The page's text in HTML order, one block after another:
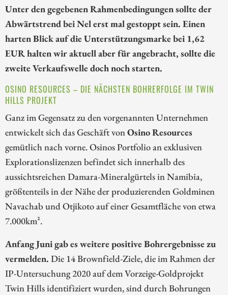
Unter den gegebenen Rahmenbedingungen sollte der
Abwärtstrend bei Nel erst mal gestoppt sein. Einen
harten Blick auf die Unterstützungsmarke bei 1,62
EUR halten wir aktuell aber für angebracht, sollte die
zweite Verkaufswelle doch noch starten.
OSINO RESOURCES – DIE NÄCHSTEN BOHRERFOLGE IM TWIN
HILLS PROJEKT
Ganz im Gegensatz zu den vorgenannten Unternehmen
entwickelt sich das Geschäft vonOsino Resources
gemütlich nach vorne. Osinos Portfolio an exklusiven
Explorationslizenzen befindet sich innerhalb des
aussichtsreichen Damara-Mineralgürtels in Namibia,
größtenteils in der Nähe der produzierenden Goldminen
Navachab und Otjikoto auf einer Gesamtfläche von etwa
7.000km².
Anfang Juni gab es weitere positive Bohrergebnisse zu
vermelden. Die 14 Brownfield-Ziele, die im Rahmen der
IP-Untersuchung 2020 auf dem Vorzeige-Goldprojekt
Twin Hills identifiziert wurden, sind durch Bohrungen